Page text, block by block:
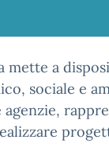
mette a
sociale e
agenzie,